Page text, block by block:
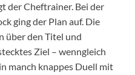
der Cheftrainer. Bei der
ging der Plan auf. Die
über den Titel und
Ziel – wenngleich
manch knappes Duell mit